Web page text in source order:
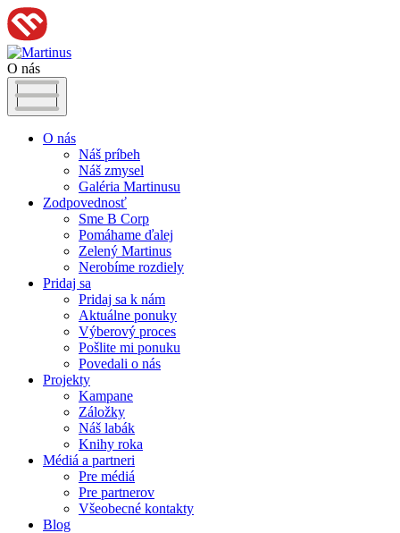
O nás
O nás
Náš príbeh
Náš zmysel
Galéria Martinusu
Zodpovednosť
Sme B Corp
Pomáhame ďalej
Zelený Martinus
Nerobíme rozdiely
Pridaj sa
Pridaj sa k nám
Aktuálne ponuky
Výberový proces
Pošlite mi ponuku
Povedali o nás
Projekty
Kampane
Záložky
Náš labák
Knihy roka
Médiá a partneri
Pre médiá
Pre partnerov
Všeobecné kontakty
Blog